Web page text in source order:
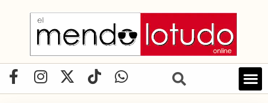
contenido
F
a
I
n
X
-
T
i
W
h